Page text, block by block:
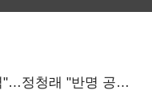
"…정청래 "반명 공세